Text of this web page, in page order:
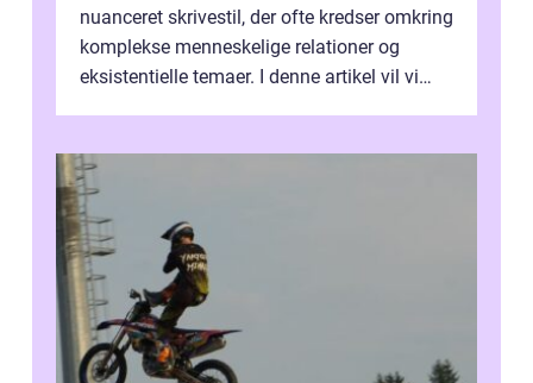
nuanceret skrivestil, der ofte kredser omkring
komplekse menneskelige relationer og
eksistentielle temaer. I denne artikel vil vi